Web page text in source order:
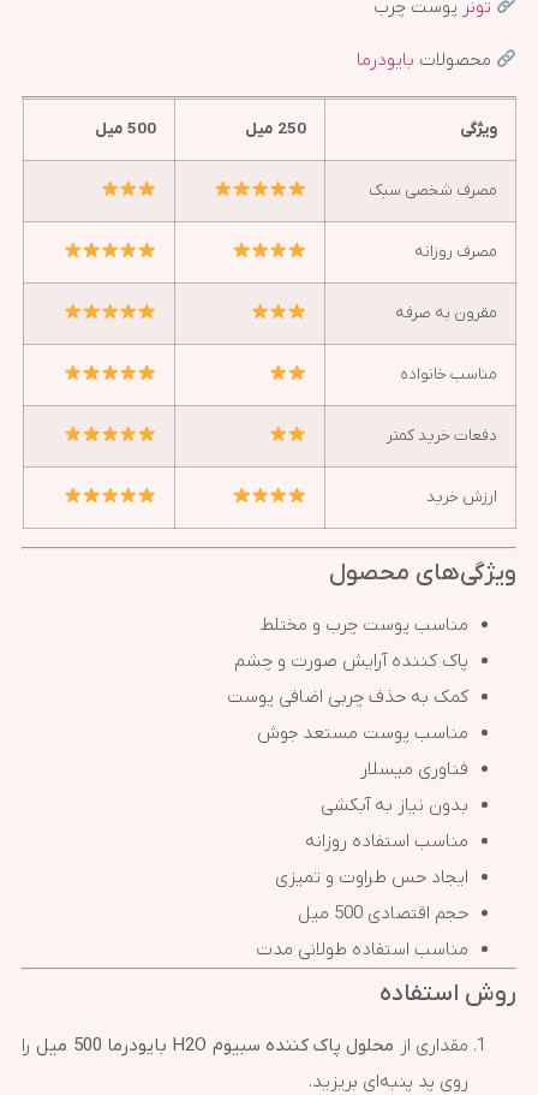
تونر پوست چرب
محصولات بایودرما
ویژگی 250 میل 500 میل
مصرف شخصی سبک
مصرف روزانه
مقرون به صرفه
مناسب خانواده
دفعات خرید کمتر
ارزش خرید
ویژگی‌های محصول
مناسب پوست چرب و مختلط
پاک کننده آرایش صورت و چشم
کمک به حذف چربی اضافی پوست
مناسب پوست مستعد جوش
فناوری میسلار
بدون نیاز به آبکشی
مناسب استفاده روزانه
ایجاد حس طراوت و تمیزی
حجم اقتصادی 500 میل
مناسب استفاده طولانی مدت
روش استفاده
مقداری از محلول پاک کننده سبیوم H2O بایودرما 500 میل
را
روی پد پنبه‌ای بریزید.